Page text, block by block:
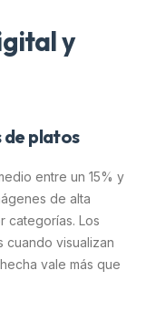
y
de platos
entre un 15% y
de alta
categorías. Los
cuando visualizan
vale más que